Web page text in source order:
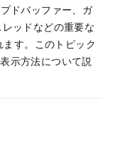
ドバッファー、ガ
ッドなどの重要な
す。このトピック
示方法について説